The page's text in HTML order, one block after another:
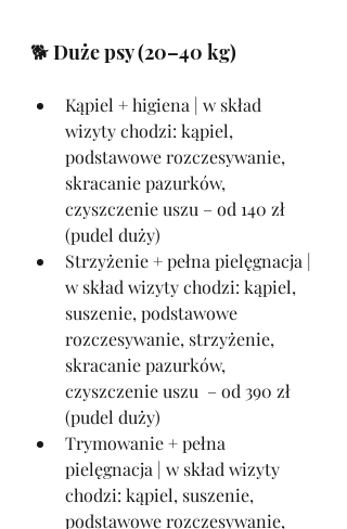
🐕 Duże psy (20–40 kg)
Kąpiel + higiena | w skład
wizyty chodzi: kąpiel,
podstawowe rozczesywanie,
skracanie pazurków,
czyszczenie uszu – od 140 zł
(pudel duży)
Strzyżenie + pełna pielęgnacja |
w skład wizyty chodzi: kąpiel,
suszenie, podstawowe
rozczesywanie, strzyżenie,
skracanie pazurków,
czyszczenie uszu  – od 390 zł
(pudel duży)
Trymowanie + pełna
pielęgnacja | w skład wizyty
chodzi: kąpiel, suszenie,
podstawowe rozczesywanie,